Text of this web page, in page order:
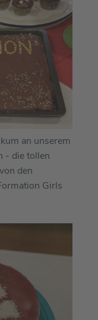
an unserem
- die tollen
den
Girls